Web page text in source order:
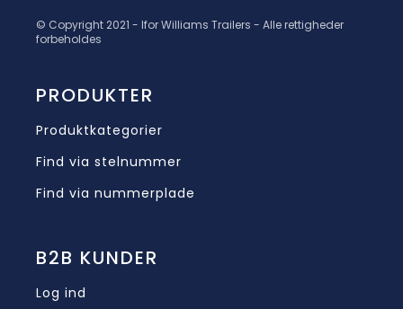
© Copyright 2021 - Ifor Williams Trailers - Alle rettigheder
forbeholdes
PRODUKTER
Produktkategorier
Find via stelnummer
Find via nummerplade
B2B KUNDER
Log ind